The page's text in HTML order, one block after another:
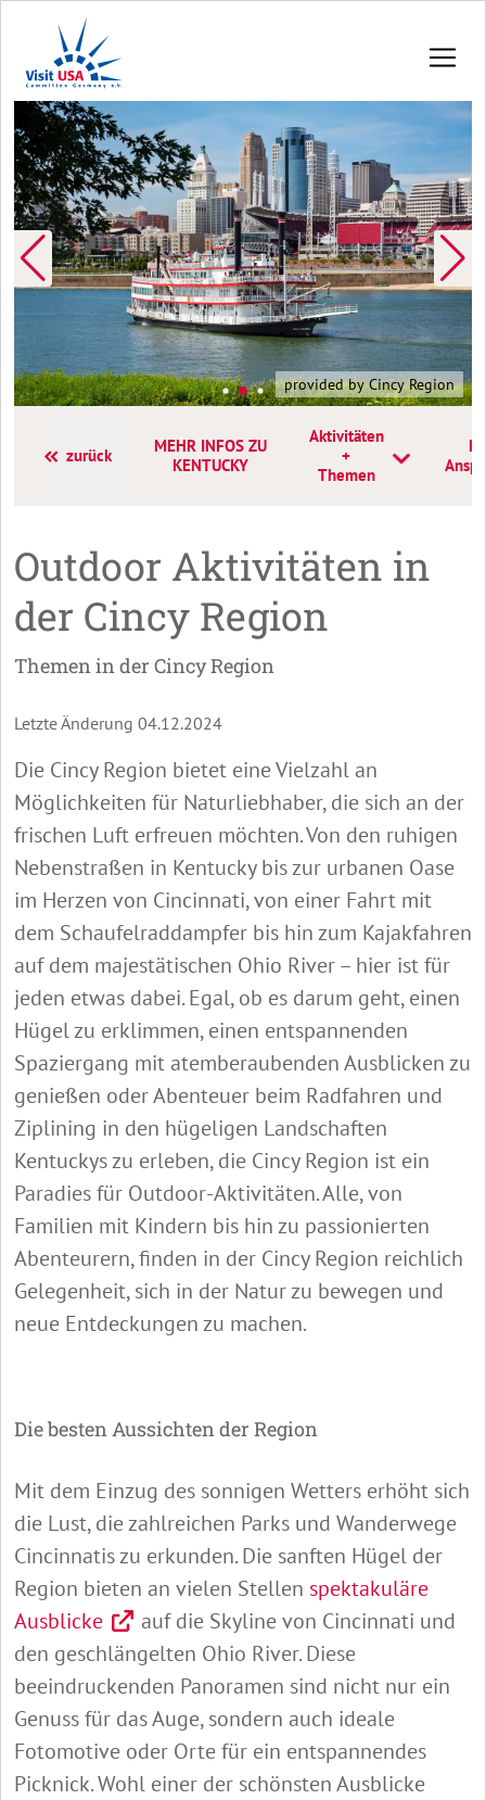
provided by Cincy Region
zurück
MEHR INFOS ZU
KENTUCKY
Aktivitäten
+
Themen
Outdoor Aktivitäten in
der Cincy Region
Themen in der Cincy Region
Letzte Änderung 04.12.2024
Die Cincy Region bietet eine Vielzahl an
Möglichkeiten für Naturliebhaber, die sich an der
frischen Luft erfreuen möchten. Von den ruhigen
Nebenstraßen in Kentucky bis zur urbanen Oase
im Herzen von Cincinnati, von einer Fahrt mit
dem Schaufelraddampfer bis hin zum Kajakfahren
auf dem majestätischen Ohio River – hier ist für
jeden etwas dabei. Egal, ob es darum geht, einen
Hügel zu erklimmen, einen entspannenden
Spaziergang mit atemberaubenden Ausblicken zu
genießen oder Abenteuer beim Radfahren und
Ziplining in den hügeligen Landschaften
Kentuckys zu erleben, die Cincy Region ist ein
Paradies für Outdoor-Aktivitäten. Alle, von
Familien mit Kindern bis hin zu passionierten
Abenteurern, finden in der Cincy Region reichlich
Gelegenheit, sich in der Natur zu bewegen und
neue Entdeckungen zu machen.
Die besten Aussichten der Region
Mit dem Einzug des sonnigen Wetters erhöht sich
die Lust, die zahlreichen Parks und Wanderwege
Cincinnatis zu erkunden. Die sanften Hügel der
Region bieten an vielen Stellen spektakuläre
Ausblicke
auf die Skyline von Cincinnati und
den geschlängelten Ohio River. Diese
beeindruckenden Panoramen sind nicht nur ein
Genuss für das Auge, sondern auch ideale
Fotomotive oder Orte für ein entspannendes
Picknick. Wohl einer der schönsten Ausblicke